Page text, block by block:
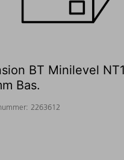
BT Minilevel
Bas.
2263612